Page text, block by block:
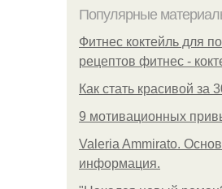
Популярные
Фитнес коктейль для
рецептов фитнес -
Как стать красивой за
9 мотивационных
Valeria Ammirato.
информация.